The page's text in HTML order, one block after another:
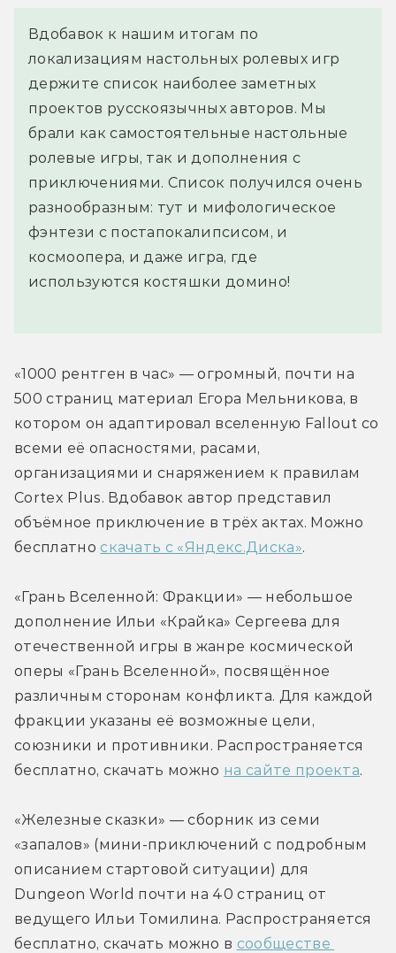
Вдобавок к нашим итогам по
локализациям настольных ролевых игр
держите список наиболее заметных
проектов русскоязычных авторов. Мы
брали как самостоятельные настольные
ролевые игры, так и дополнения с
приключениями. Список получился очень
разнообразным: тут и мифологическое
фэнтези с постапокалипсисом, и
космоопера, и даже игра, где
используются костяшки домино!
«1000 рентген в час» — огромный, почти на
500 страниц материал Егора Мельникова, в
котором он адаптировал вселенную Fallout со
всеми её опасностями, расами,
организациями и снаряжением к правилам
Cortex Plus. Вдобавок автор представил
объёмное приключение в трёх актах. Можно
бесплатно скачать с «Яндекс.Диска».
«Грань Вселенной: Фракции» — небольшое
дополнение Ильи «Крайка» Сергеева для
отечественной игры в жанре космической
оперы «Грань Вселенной», посвящённое
различным сторонам конфликта. Для каждой
фракции указаны её возможные цели,
союзники и противники. Распространяется
бесплатно, скачать можно на сайте проекта.
«Железные сказки» — сборник из семи
«запалов» (мини-приключений с подробным
описанием стартовой ситуации) для
Dungeon World почти на 40 страниц от
ведущего Ильи Томилина. Распространяется
бесплатно, скачать можно в сообществе